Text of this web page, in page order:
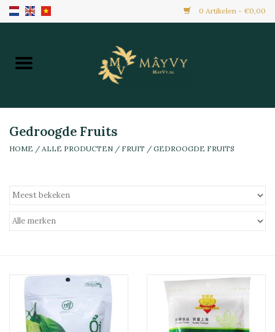
0 Artikelen - €0,00
Home
Nieuw Binnen
Alle Producten
Gedroogde Fruits
HOME / ALLE PRODUCTEN / FRUIT / GEDROOGDE FRUITS